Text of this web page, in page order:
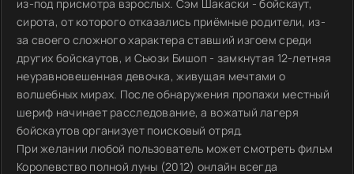
из-под присмотра взрослых. Сэм Шакаски - бойскаут,
сирота, от которого отказались приёмные родители, из-
за своего сложного характера ставший изгоем среди
других бойскаутов, и Сьюзи Бишоп - замкнутая 12-летняя
неуравновешенная девочка, живущая мечтами о
волшебных мирах. После обнаружения пропажи местный
шериф начинает расследование, а вожатый лагеря
бойскаутов организует поисковый отряд.
При желании любой пользователь может смотреть фильм
Королевство полной луны (2012) онлайн всегда